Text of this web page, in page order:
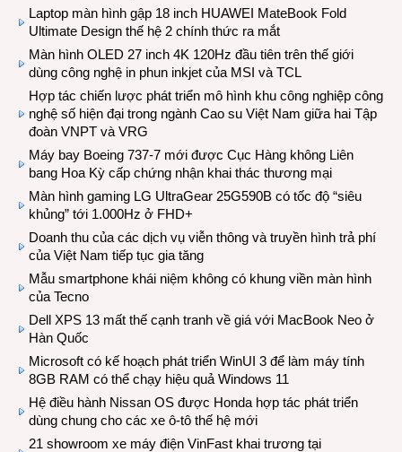
Laptop màn hình gập 18 inch HUAWEI MateBook Fold
Ultimate Design thế hệ 2 chính thức ra mắt
Màn hình OLED 27 inch 4K 120Hz đầu tiên trên thế giới
dùng công nghệ in phun inkjet của MSI và TCL
Hợp tác chiến lược phát triển mô hình khu công nghiệp công
nghệ số hiện đại trong ngành Cao su Việt Nam giữa hai Tập
đoàn VNPT và VRG
Máy bay Boeing 737-7 mới được Cục Hàng không Liên
bang Hoa Kỳ cấp chứng nhận khai thác thương mại
Màn hình gaming LG UltraGear 25G590B có tốc độ “siêu
khủng” tới 1.000Hz ở FHD+
Doanh thu của các dịch vụ viễn thông và truyền hình trả phí
của Việt Nam tiếp tục gia tăng
Mẫu smartphone khái niệm không có khung viền màn hình
của Tecno
Dell XPS 13 mất thế cạnh tranh về giá với MacBook Neo ở
Hàn Quốc
Microsoft có kế hoạch phát triển WinUI 3 để làm máy tính
8GB RAM có thể chạy hiệu quả Windows 11
Hệ điều hành Nissan OS được Honda hợp tác phát triển
dùng chung cho các xe ô-tô thế hệ mới
21 showroom xe máy điện VinFast khai trương tại